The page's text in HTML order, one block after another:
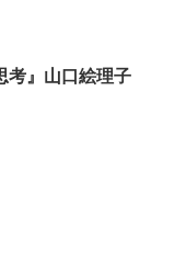
考』山口絵理子